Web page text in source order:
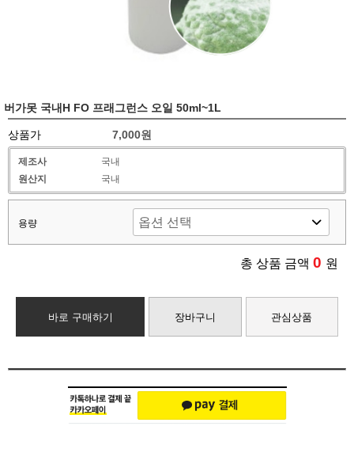
버가못 국내H FO 프래그런스 오일 50ml~1L
상품가 7,000원
제조사
국내
원산지
국내
용량
총 상품 금액 0 원
바로 구매하기 장바구니 관심상품